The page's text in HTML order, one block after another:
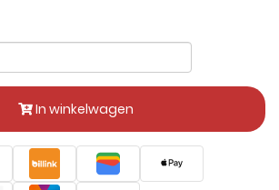
In winkelwagen